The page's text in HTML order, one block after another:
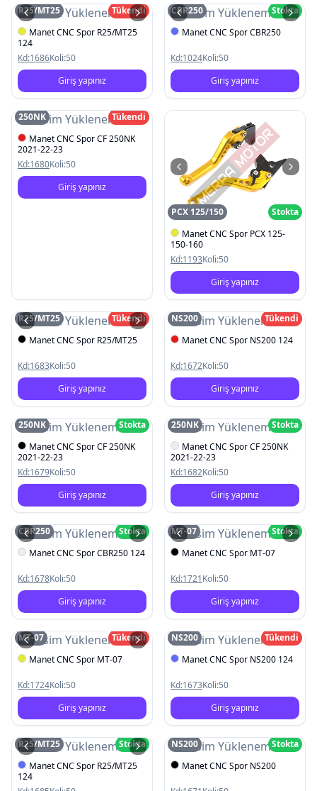
Resim Yüklenemedi
R25/MT25
Tükendi
Manet CNC Spor R25/MT25
124
Kd:1686Koli:50
Giriş yapınız
Resim Yüklenemedi
CBR250
Stokta
Manet CNC Spor CBR250
Kd:1024Koli:50
Giriş yapınız
Resim Yüklenemedi
250NK
Tükendi
Manet CNC Spor CF 250NK
2021-22-23
Kd:1680Koli:50
Giriş yapınız
PCX 125/150
Stokta
Manet CNC Spor PCX 125-
150-160
Kd:1193Koli:50
Giriş yapınız
Resim Yüklenemedi
R25/MT25
Tükendi
Manet CNC Spor R25/MT25
Kd:1683Koli:50
Giriş yapınız
Resim Yüklenemedi
NS200
Tükendi
Manet CNC Spor NS200 124
Kd:1672Koli:50
Giriş yapınız
Resim Yüklenemedi
250NK
Stokta
Manet CNC Spor CF 250NK
2021-22-23
Kd:1679Koli:50
Giriş yapınız
Resim Yüklenemedi
250NK
Stokta
Manet CNC Spor CF 250NK
2021-22-23
Kd:1682Koli:50
Giriş yapınız
Resim Yüklenemedi
CBR250
Stokta
Manet CNC Spor CBR250 124
Kd:1678Koli:50
Giriş yapınız
Resim Yüklenemedi
MT-07
Stokta
Manet CNC Spor MT-07
Kd:1721Koli:50
Giriş yapınız
Resim Yüklenemedi
MT-07
Tükendi
Manet CNC Spor MT-07
Kd:1724Koli:50
Giriş yapınız
Resim Yüklenemedi
NS200
Tükendi
Manet CNC Spor NS200 124
Kd:1673Koli:50
Giriş yapınız
Resim Yüklenemedi
R25/MT25
Stokta
Manet CNC Spor R25/MT25
124
Resim Yüklenemedi
NS200
Stokta
Manet CNC Spor NS200